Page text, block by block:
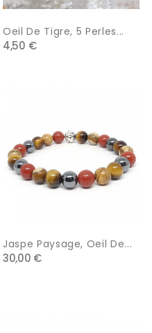
Oeil De Tigre, 5 Perles...
4,50 €
Jaspe Paysage, Oeil De...
30,00 €